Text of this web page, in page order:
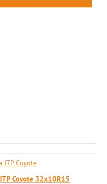
Coyote 32x10R15